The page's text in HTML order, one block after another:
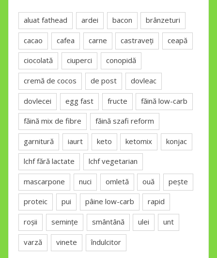
aluat fathead ardei bacon brânzeturi
cacao cafea carne castraveți ceapă
ciocolată ciuperci conopidă
cremă de cocos de post dovleac
dovlecei egg fast fructe făină low-carb
făină mix de fibre făină szafi reform
garnitură iaurt keto ketomix konjac
lchf fără lactate lchf vegetarian
mascarpone nuci omletă ouă pește
proteic pui pâine low-carb rapid
roșii semințe smântână ulei unt
varză vinete îndulcitor